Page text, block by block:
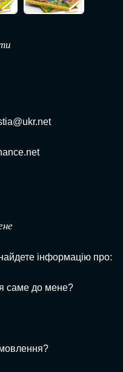
інформацію про:
саме до мене?